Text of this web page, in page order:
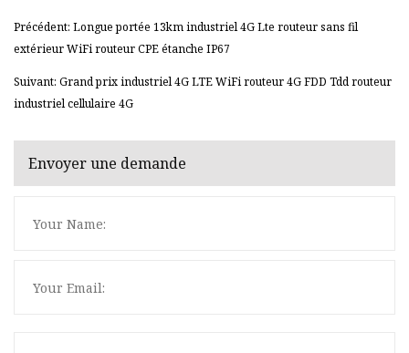
Précédent: Longue portée 13km industriel 4G Lte routeur sans fil
extérieur WiFi routeur CPE étanche IP67
Suivant: Grand prix industriel 4G LTE WiFi routeur 4G FDD Tdd routeur
industriel cellulaire 4G
Envoyer une demande